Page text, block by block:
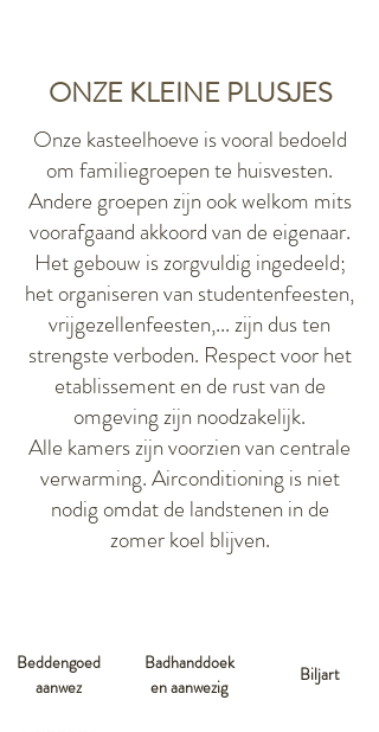
ONZE KLEINE PLUSJES
Onze kasteelhoeve is vooral bedoeld
om familiegroepen te huisvesten.
Andere groepen zijn ook welkom mits
voorafgaand akkoord van de eigenaar.
Het gebouw is zorgvuldig ingedeeld;
het organiseren van studentenfeesten,
vrijgezellenfeesten,... zijn dus ten
strengste verboden. Respect voor het
etablissement en de rust van de
omgeving zijn noodzakelijk.
Alle kamers zijn voorzien van centrale
verwarming. Airconditioning is niet
nodig omdat de landstenen in de
zomer koel blijven.
Beddengoed
aanwez
Badhanddoek
en aanwezig
Biljart